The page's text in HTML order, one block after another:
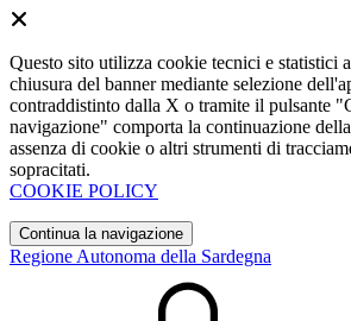
Questo sito utilizza cookie tecnici e statistici
chiusura del banner mediante selezione
contraddistinto dalla X o tramite il pulsante
navigazione" comporta la continuazione
assenza di cookie o altri strumenti di
sopracitati.
COOKIE POLICY
Continua la navigazione
Regione Autonoma della Sardegna